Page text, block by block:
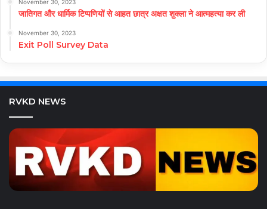
November 30, 2023
जातिगत और धार्मिक टिप्पणियों से आहत छात्र अक्षत शुक्ला ने आत्महत्या कर ली
November 30, 2023
Exit Poll Survey Data
RVKD NEWS